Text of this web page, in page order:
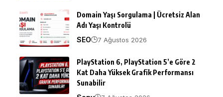
Domain Yaşı Sorgulama | Ücretsiz Alan
Adı Yaşı Kontrolü
SEO
7 Ağustos 2026
PlayStation 6, PlayStation 5’e Göre 2
Kat Daha Yüksek Grafik Performansı
Sunabilir